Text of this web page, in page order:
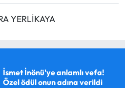
YERLİKAYA
İsmet İnönü'ye anlamlı vefa!
Özel ödül onun adına verildi